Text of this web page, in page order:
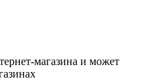
магазина и может